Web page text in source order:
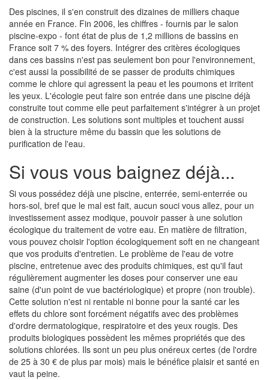
Des piscines, il s'en construit des dizaines de milliers chaque
année en France. Fin 2006, les chiffres - fournis par le salon
piscine-expo - font état de plus de 1,2 millions de bassins en
France soit 7 % des foyers. Intégrer des critères écologiques
dans ces bassins n'est pas seulement bon pour l'environnement,
c'est aussi la possibilité de se passer de produits chimiques
comme le chlore qui agressent la peau et les poumons et irritent
les yeux. L'écologie peut faire son entrée dans une piscine déjà
construite tout comme elle peut parfaitement s'intégrer à un projet
de construction. Les solutions sont multiples et touchent aussi
bien à la structure même du bassin que les solutions de
purification de l'eau.
Si vous vous baignez déjà...
Si vous possédez déjà une piscine, enterrée, semi-enterrée ou
hors-sol, bref que le mal est fait, aucun souci vous allez, pour un
investissement assez modique, pouvoir passer à une solution
écologique du traitement de votre eau. En matière de filtration,
vous pouvez choisir l'option écologiquement soft en ne changeant
que vos produits d'entretien. Le problème de l'eau de votre
piscine, entretenue avec des produits chimiques, est qu'il faut
régulièrement augmenter les doses pour conserver une eau
saine (d'un point de vue bactériologique) et propre (non trouble).
Cette solution n'est ni rentable ni bonne pour la santé car les
effets du chlore sont forcément négatifs avec des problèmes
d'ordre dermatologique, respiratoire et des yeux rougis. Des
produits biologiques possèdent les mêmes propriétés que des
solutions chlorées. Ils sont un peu plus onéreux certes (de l'ordre
de 25 à 30 € de plus par mois) mais le bénéfice plaisir et santé en
vaut la peine.